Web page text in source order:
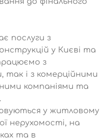
послуги з
у Києві та
з
і з комерційними
компаніями та
у житловому
нерухомості, на
та в